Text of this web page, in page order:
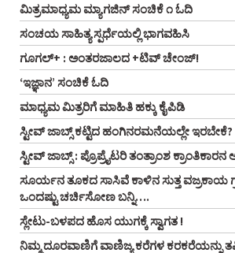
ಮಿತ್ರಮಾಧ್ಯಮ ಮ್ಯಾಗಜಿನ್‌ ಸಂಚಿಕೆ ೧ ಓದಿ
ಸಂಚಯ ಸಾಹಿತ್ಯ ಸ್ಪರ್ಧೆಯಲ್ಲಿ ಭಾಗವಹಿಸಿ
ಗೂಗಲ್+ : ಅಂತರಜಾಲದ +ಟಿವ್ ಚೇಂಜ್!
‘ಇಜ್ಞಾನ’ ಸಂಚಿಕೆ ಓದಿ
ಮಾಧ್ಯಮ ಮಿತ್ರರಿಗೆ ಮಾಹಿತಿ ಹಕ್ಕು ಕೈಪಿಡಿ
ಸ್ಟೀವ್‌ ಜಾಬ್ಸ್‌ ಕಟ್ಟಿದ ಹಂಗಿನರಮನೆಯಲ್ಲೇ ಇರಬೇಕೆ?
ಸ್ಟೀವ್‌ ಜಾಬ್ಸ್‌ : ಪ್ರೊಪ್ರೈಟರಿ ತಂತ್ರಾಂಶ
ಸೂರ್ಯನ ತೂಕದ ಸಾಸಿವೆ ಕಾಳಿನ ಸುತ್ತ ವಜ್ರಕಾಯ
ಒಂದಷ್ಟು ಚರ್ಚಿಸೋಣ ಬನ್ನಿ….
ಸ್ಲೇಟು-ಬಳಪದ ಹೊಸ ಯುಗಕ್ಕೆ ಸ್ವಾಗತ !
ನಿಮ್ಮ ದೂರವಾಣಿಗೆ ವಾಣಿಜ್ಯ ಕರೆಗಳ ಕರಕರೆಯನ್ನು